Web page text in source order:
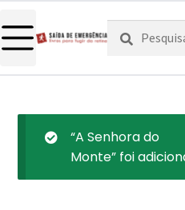
Pesquisar
por:
Pesquisa
“A Senhora do
Monte” foi